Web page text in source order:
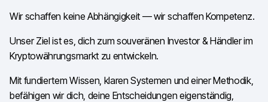
Wir schaffen keine Abhängigkeit — wir schaffen Kompetenz.
Unser Ziel ist es, dich zum souveränen Investor & Händler im
Kryptowährungsmarkt zu entwickeln.
Mit fundiertem Wissen, klaren Systemen und einer Methodik,
befähigen wir dich, deine Entscheidungen eigenständig,